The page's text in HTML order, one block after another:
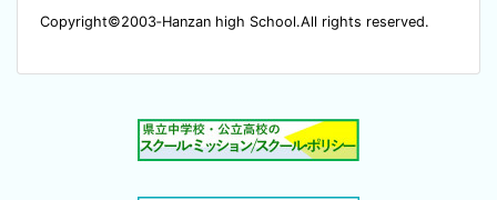
Copyright©2003‐Hanzan high School.All rights reserved.